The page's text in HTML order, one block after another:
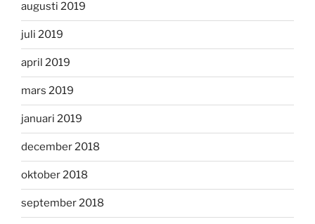
augusti 2019
juli 2019
april 2019
mars 2019
januari 2019
december 2018
oktober 2018
september 2018